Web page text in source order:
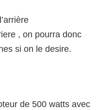
, on pourra donc
si on le desire.
de 500 watts avec